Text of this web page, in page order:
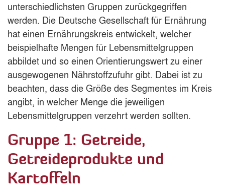
unterschiedlichsten Gruppen zurückgegriffen
werden. Die Deutsche Gesellschaft für Ernährung
hat einen Ernährungskreis entwickelt, welcher
beispielhafte Mengen für Lebensmittelgruppen
abbildet und so einen Orientierungswert zu einer
ausgewogenen Nährstoffzufuhr gibt. Dabei ist zu
beachten, dass die Größe des Segmentes im Kreis
angibt, in welcher Menge die jeweiligen
Lebensmittelgruppen verzehrt werden sollten.
Gruppe 1: Getreide,
Getreideprodukte und
Kartoffeln